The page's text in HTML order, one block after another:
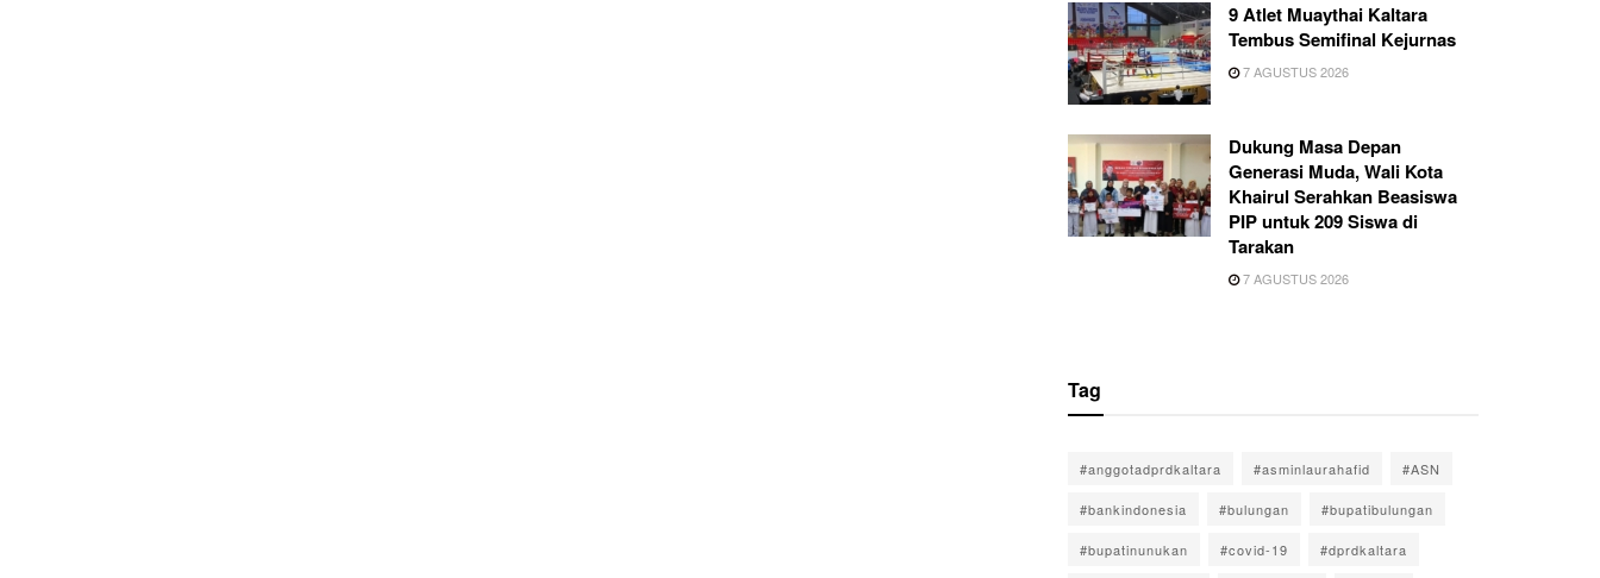
9 Atlet Muaythai Kaltara
Tembus Semifinal Kejurnas
7 AGUSTUS 2026
Dukung Masa Depan
Generasi Muda, Wali Kota
Khairul Serahkan Beasiswa
PIP untuk 209 Siswa di
Tarakan
7 AGUSTUS 2026
Tag
#anggotadprdkaltara #asminlaurahafid #ASN
#bankindonesia #bulungan #bupatibulungan
#bupatinunukan #covid-19 #dprdkaltara